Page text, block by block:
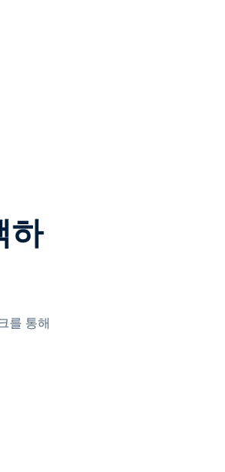
하
를 통해